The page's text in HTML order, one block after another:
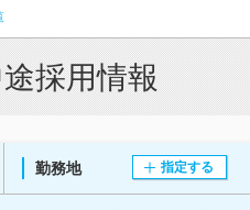
採用情報
勤務地 指定する